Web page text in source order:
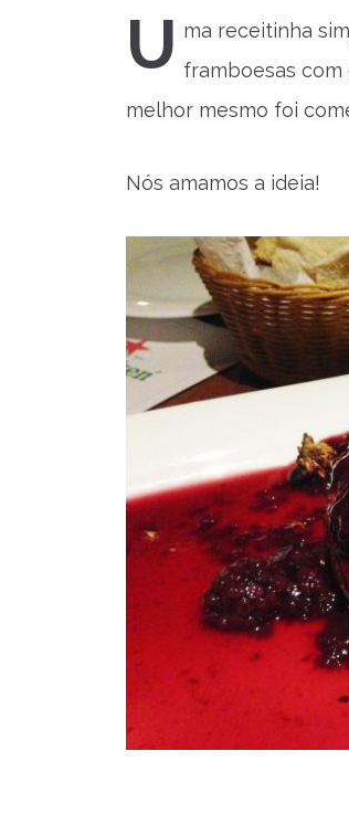
U ma receitinha
framboesas com
melhor mesmo foi
Nós amamos a ideia!